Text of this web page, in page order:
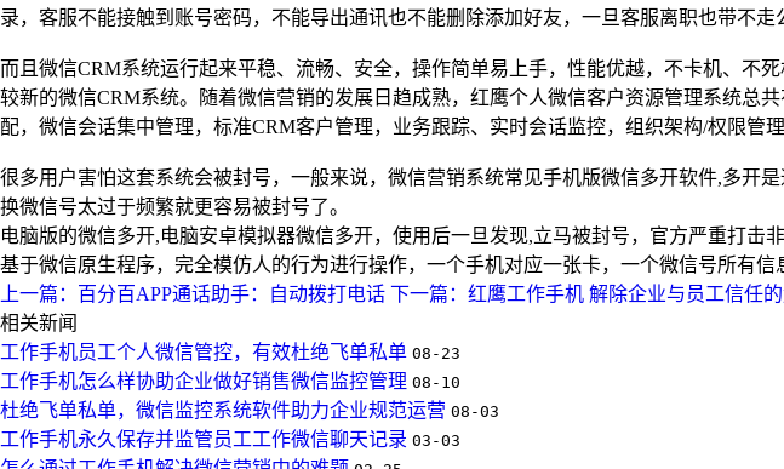
录，客服不能接触到账号密码，不能导出通讯也不能删除添加好友，一旦客服离职也带不
而且微信CRM系统运行起来平稳、流畅、安全，操作简单易上手，性能优越，不卡机、不
较新的微信CRM系统。随着微信营销的发展日趋成熟，红鹰个人微信客户资源管理系统总
配，微信会话集中管理，标准CRM客户管理，业务跟踪、实时会话监控，组织架构/权限管
很多用户害怕这套系统会被封号，一般来说，微信营销系统常见手机版微信多开软件,多开
换微信号太过于频繁就更容易被封号了。
电脑版的微信多开,电脑安卓模拟器微信多开，使用后一旦发现,立马被封号，官方严重打
基于微信原生程序，完全模仿人的行为进行操作，一个手机对应一张卡，一个微信号所有信
上一篇：百分百APP通话助手：自动拨打电话 下一篇：红鹰工作手机 解除企业与员工信任
相关新闻
工作手机员工个人微信管控，有效杜绝飞单私单 08-23
工作手机怎么样协助企业做好销售微信监控管理 08-10
杜绝飞单私单，微信监控系统软件助力企业规范运营 08-03
工作手机永久保存并监管员工工作微信聊天记录 03-03